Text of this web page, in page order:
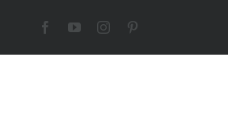
FacebookYouTubeInstagram